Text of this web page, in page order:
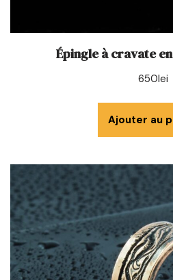
Épingle à cravate
650lei
Ajouter au